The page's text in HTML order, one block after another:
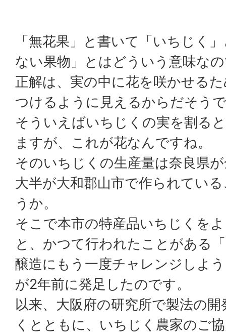
「無花果」と書いて「いちじく
ない果物」とはどういう意味な
正解は、実の中に花を咲かせる
つけるように見えるからだそう
そういえばいちじくの実を割る
ますが、これが花なんですね。
そのいちじくの生産量は奈良県
大半が大和郡山市で作られてい
うか。
そこで本市の特産品いちじくを
と、かつて行われたことがある
醸造にもう一度チャレンジしよ
が2年前に発足したのです。
以来、大阪府の研究所で製法の
くとともに、いちじく農家のご